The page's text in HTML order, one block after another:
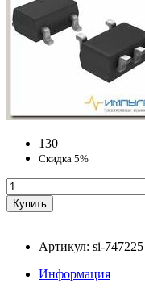
130
Скидка 5%
Артикул: si-747225
Информация